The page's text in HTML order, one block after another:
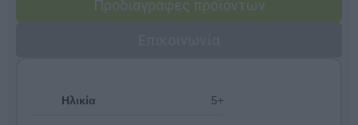
Προδιαγραφές προϊόντων
Ηλικία 5+